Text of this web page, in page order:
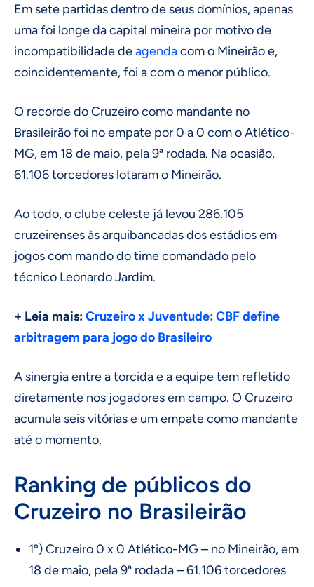
Em sete partidas dentro de seus domínios, apenas
uma foi longe da capital mineira por motivo de
incompatibilidade deagendacom o Mineirão e,
coincidentemente, foi a com o menor público.
O recorde do Cruzeiro como mandante no
Brasileirão foi no empate por 0 a 0 com o Atlético-
MG, em 18 de maio, pela 9ª rodada. Na ocasião,
61.106 torcedores lotaram o Mineirão.
Ao todo, o clube celeste já levou 286.105
cruzeirenses às arquibancadas dos estádios em
jogos com mando do time comandado pelo
técnico Leonardo Jardim.
+ Leia mais:Cruzeiro x Juventude: CBF define
arbitragem para jogo do Brasileiro
A sinergia entre a torcida e a equipe tem refletido
diretamente nos jogadores em campo. O Cruzeiro
acumula seis vitórias e um empate como mandante
até o momento.
Ranking de públicos do
Cruzeiro no Brasileirão
1º) Cruzeiro 0 x 0 Atlético-MG – no Mineirão, em
18 de maio, pela 9ª rodada – 61.106 torcedores